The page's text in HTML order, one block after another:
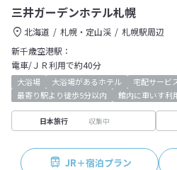
三井ガーデンホテル札幌
北海道 札幌・定山渓
札幌駅周辺
新千歳空港駅：
電車/ＪＲ利用で約40分
大浴場 大浴場があるホテル 宅配サービ
最寄り駅より徒歩5分以内
館内に車いす利
日本旅行 収集中
JR＋宿泊プラン